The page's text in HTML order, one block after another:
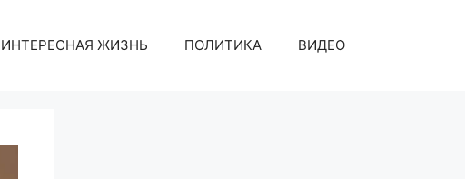
ИНТЕРЕСНАЯ ЖИЗНЬ ПОЛИТИКА ВИДЕО